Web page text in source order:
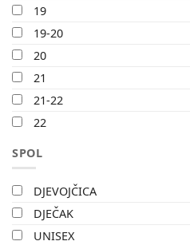
19
19-20
20
21
21-22
22
23-24
24
25
26
SPOL
DJEVOJČICA
DJEČAK
UNISEX